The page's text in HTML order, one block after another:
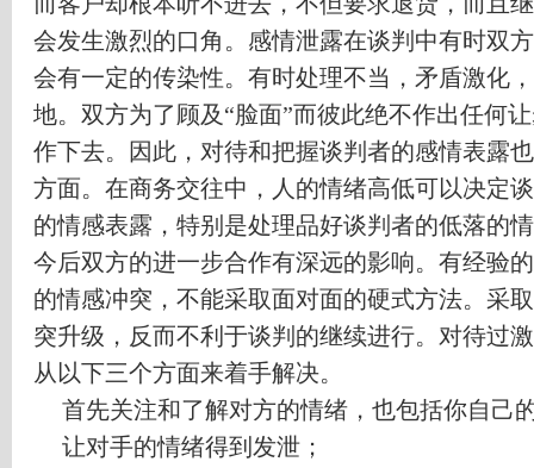
会发生激烈的口角。感情泄露在谈判中有时双
会有一定的传染性。有时处理不当，矛盾激化
地。双方为了顾及 “脸面”而彼此绝不作出任何
作下去。因此，对待和把握谈判者的感情表露
方面。在商务交往中，人的情绪高低可以决定
的情感表露，特别是处理品好谈判者的低落的
今后双方的进一步合作有深远的影响。有经验
的情感冲突，不能采取面对面的硬式方法。采
突升级，反而不利于谈判的继续进行。对待过
从以下三个方面来着手解决。
首先关注和了解对方的情绪，也包括你自己
让对手的情绪得到发泄；